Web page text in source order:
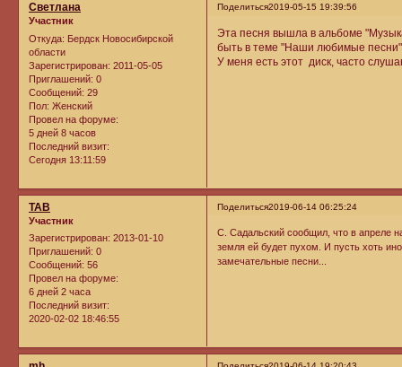
Поделиться2019-05-15 19:39:56
Cветлана
Участник
Откуда: Бердск Новосибирской
области
Зарегистрирован: 2011-05-05
Приглашений: 0
Сообщений: 29
Пол: Женский
Провел на форуме:
5 дней 8 часов
Последний визит:
Сегодня 13:11:59
Эта песня вышла в альбоме
быть в теме "Наши любимые
У меня есть этот диск, часто
Поделиться2019-06-14 06:25:24
ТАВ
Участник
Зарегистрирован: 2013-01-10
Приглашений: 0
Сообщений: 56
Провел на форуме:
6 дней 2 часа
Последний визит:
2020-02-02 18:46:55
С. Садальский сообщил, что в апреле
земля ей будет пухом. И пусть хоть
замечательные песни...